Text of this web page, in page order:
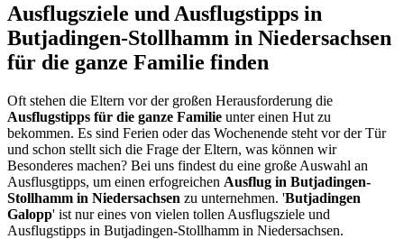
Ausflugsziele und Ausflugstipps in
Butjadingen-Stollhamm in Niedersachsen
für die ganze Familie finden
Oft stehen die Eltern vor der großen Herausforderung die
Ausflugstipps für die ganze Familie unter einen Hut zu
bekommen. Es sind Ferien oder das Wochenende steht vor der Tür
und schon stellt sich die Frage der Eltern, was können wir
Besonderes machen? Bei uns findest du eine große Auswahl an
Ausflusgtipps, um einen erfogreichen Ausflug in Butjadingen-
Stollhamm in Niedersachsen zu unternehmen. 'Butjadingen
Galopp' ist nur eines von vielen tollen Ausflugsziele und
Ausflugstipps in Butjadingen-Stollhamm in Niedersachsen.